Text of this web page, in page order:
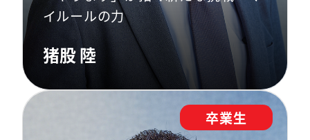
イルールの力
猪股 陸
卒業生